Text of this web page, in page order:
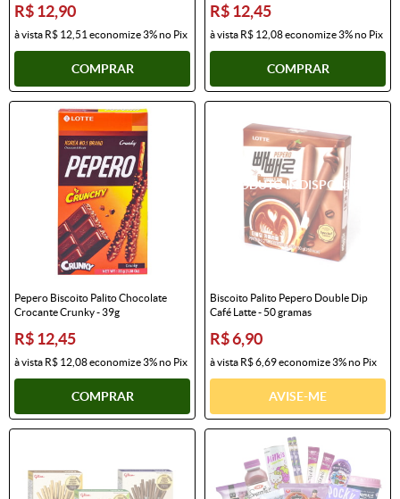
R$ 12,90
à vista R$ 12,51 economize3%no Pix
COMPRAR
R$ 12,45
à vista R$ 12,08economize3%no Pix
COMPRAR
Pepero Biscoito Palito Chocolate
Crocante Crunky - 39g
R$ 12,45
à vista R$ 12,08economize3%no Pix
COMPRAR
Biscoito Palito Pepero Double Dip
Café Latte - 50 gramas
R$ 6,90
à vista R$ 6,69economize3%no Pix
AVISE-ME